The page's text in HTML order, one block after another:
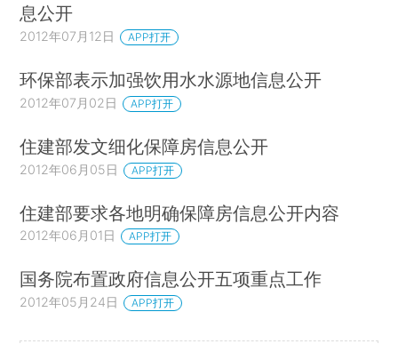
息公开
2012年07月12日 APP打开
环保部表示加强饮用水水源地信息公开
2012年07月02日 APP打开
住建部发文细化保障房信息公开
2012年06月05日 APP打开
住建部要求各地明确保障房信息公开内容
2012年06月01日 APP打开
国务院布置政府信息公开五项重点工作
2012年05月24日 APP打开